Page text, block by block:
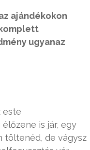
ajándékokon
ugyanaz
este
is jár, egy
töltenéd, de vágysz